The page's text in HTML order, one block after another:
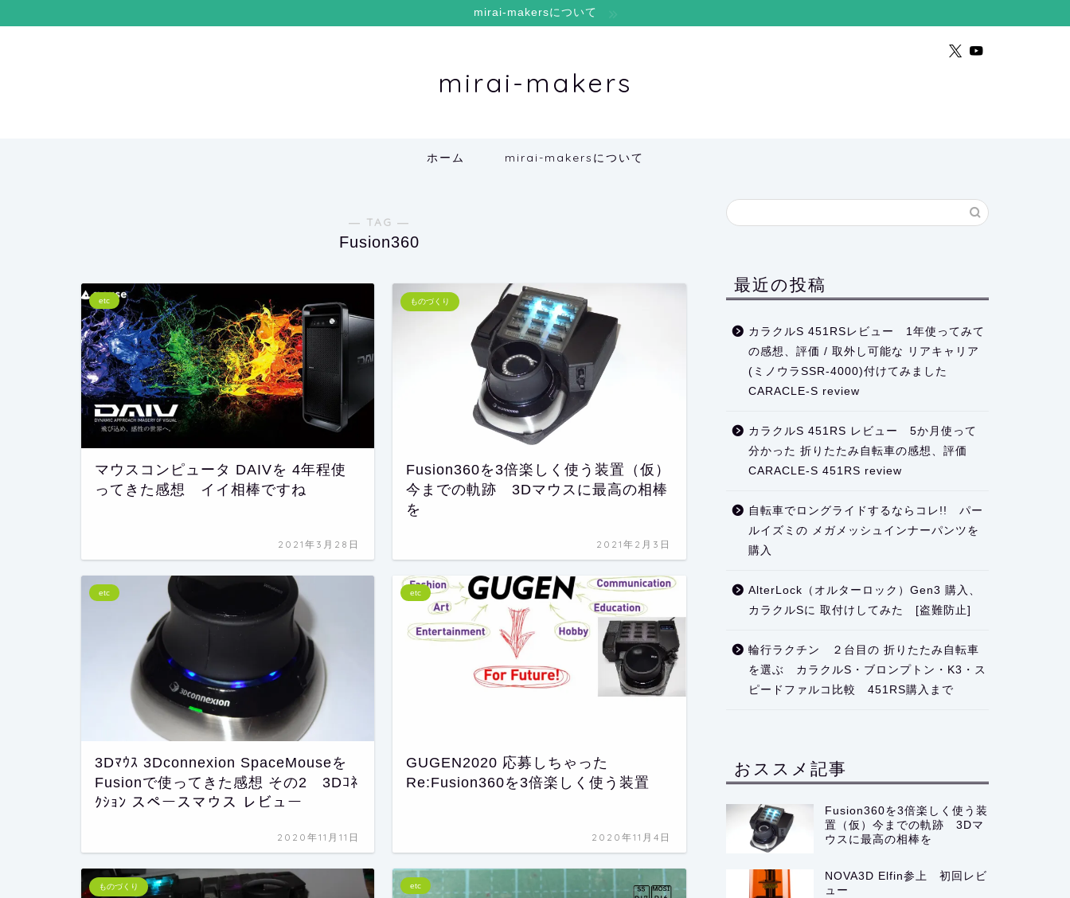
mirai-makersについて
mirai-makers
ホーム mirai-makersについて
― TAG ―
Fusion360
etc
マウスコンピュータ DAIVを 4年程使
ってきた感想 イイ相棒ですね
2021年3月28日
ものづくり
Fusion360を3倍楽しく使う装置（仮）
今までの軌跡 3Dマウスに最高の相棒
を
2021年2月3日
etc
3Dﾏｳｽ 3Dconnexion SpaceMouseを
Fusionで使ってきた感想 その2 3Dｺﾈ
ｸｼｮﾝ スペースマウス レビュー
2020年11月11日
etc
GUGEN2020 応募しちゃった
Re:Fusion360を3倍楽しく使う装置
2020年11月4日
ものづくり etc
最近の投稿
カラクルS 451RSレビュー 1年使ってみて
の感想、評価 / 取外し可能な リアキャリア
(ミノウラSSR-4000)付けてみました
CARACLE-S review
カラクルS 451RS レビュー 5か月使って
分かった 折りたたみ自転車の感想、評価
CARACLE-S 451RS review
自転車でロングライドするならコレ!! パー
ルイズミの メガメッシュインナーパンツを
購入
AlterLock（オルターロック）Gen3 購入、
カラクルSに 取付けしてみた [盗難防止]
輪行ラクチン ２台目の 折りたたみ自転車
を選ぶ カラクルS・ブロンプトン・K3・ス
ピードファルコ比較 451RS購入まで
おススメ記事
Fusion360を3倍楽しく使う装
置（仮）今までの軌跡 3Dマ
ウスに最高の相棒を
NOVA3D Elfin参上 初回レビ
ュー